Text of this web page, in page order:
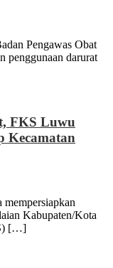
Pengawas Obat
penggunaan darurat
FKS Luwu
Kecamatan
Kabupaten/Kota
[…]